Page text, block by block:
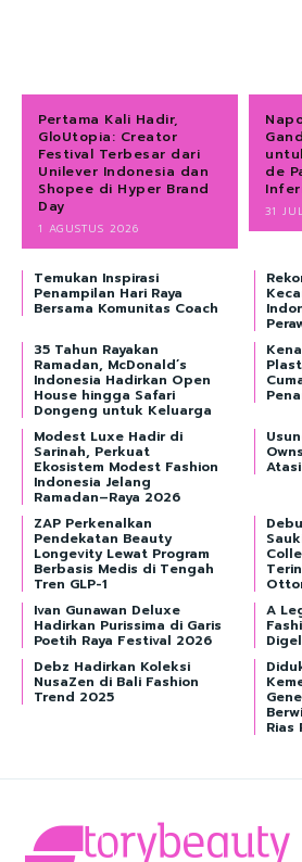
Pertama Kali Hadir,
GloUtopia: Creator
Festival Terbesar dari
Unilever Indonesia dan
Shopee di Hyper Brand
Day
1 AGUSTUS 2026
de
31
Temukan Inspirasi
Penampilan Hari Raya
Bersama Komunitas Coach
35 Tahun Rayakan
Ramadan, McDonald’s
Indonesia Hadirkan Open
House hingga Safari
Dongeng untuk Keluarga
Modest Luxe Hadir di
Sarinah, Perkuat
Ekosistem Modest Fashion
Indonesia Jelang
Ramadan–Raya 2026
ZAP Perkenalkan
Pendekatan Beauty
Longevity Lewat Program
Berbasis Medis di Tengah
Tren GLP-1
Ivan Gunawan Deluxe
Hadirkan Purissima di Garis
Poetih Raya Festival 2026
A
Debz Hadirkan Koleksi
NusaZen di Bali Fashion
Trend 2025
Rias